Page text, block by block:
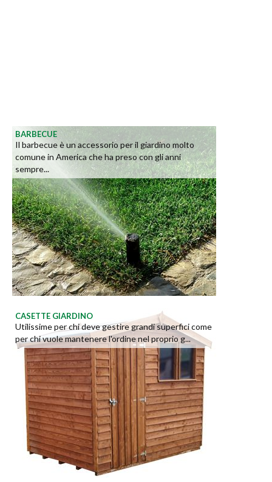
BARBECUE
Il barbecue è un accessorio per il giardino molto
comune in America che ha preso con gli anni
sempre...
CASETTE GIARDINO
Utilissime per chi deve gestire grandi superfici come
per chi vuole mantenere l'ordine nel proprio g...